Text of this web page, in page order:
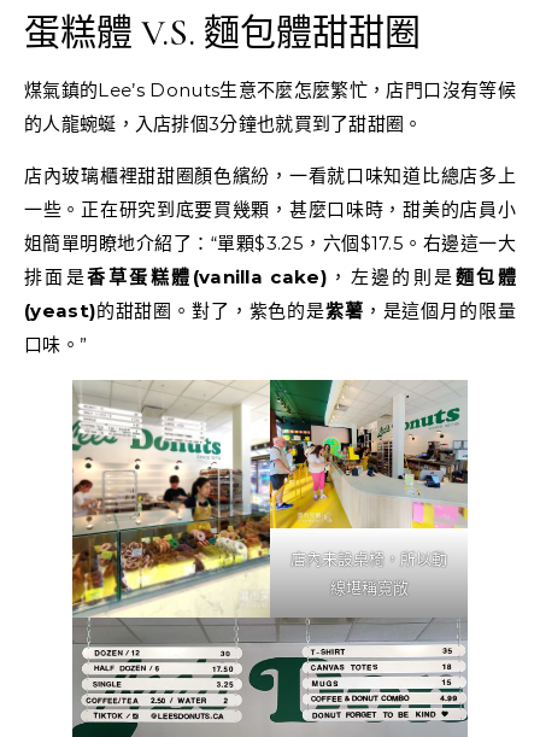
蛋糕體 V.S. 麵包體甜甜圈
煤氣鎮的Lee’s Donuts生意不麼怎麼繁忙，店門口沒有等候
的人龍蜿蜒，入店排個3分鐘也就買到了甜甜圈。
店內玻璃櫃裡甜甜圈顏色繽紛，一看就口味知道比總店多上
一些。正在研究到底要買幾顆，甚麼口味時，甜美的店員小
姐簡單明瞭地介紹了：“單顆$3.25，六個$17.5。右邊這一大
排面是香草蛋糕體(vanilla cake)，左邊的則是麵包體
(yeast)的甜甜圈。對了，紫色的是紫薯 ，是這個月的限量
口味。”
店內未設桌椅，所以動
線堪稱寬敞